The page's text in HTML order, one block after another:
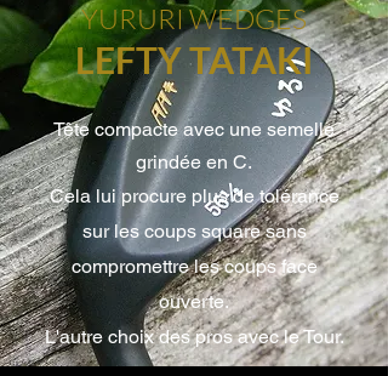
YURURI WEDGES
LEFTY TATAKI
Tête compacte avec une semelle
grindée en C.
Cela lui procure plus de tolérance
sur les coups square sans
compromettre les coups face
ouverte.
L'autre choix des pros avec le Tour.